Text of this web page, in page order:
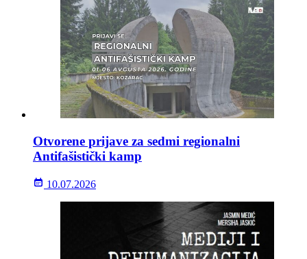
Otvorene prijave za sedmi regionalni
Antifašistički kamp
10.07.2026